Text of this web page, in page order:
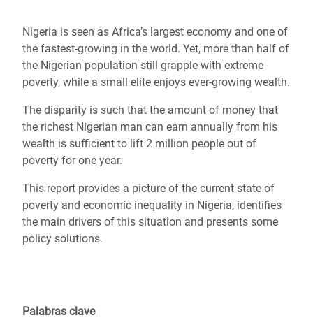
Nigeria is seen as Africa’s largest economy and one of
the fastest-growing in the world. Yet, more than half of
the Nigerian population still grapple with extreme
poverty, while a small elite enjoys ever-growing wealth.
The disparity is such that the amount of money that
the richest Nigerian man can earn annually from his
wealth is sufficient to lift 2 million people out of
poverty for one year.
This report provides a picture of the current state of
poverty and economic inequality in Nigeria, identifies
the main drivers of this situation and presents some
policy solutions.
Palabras clave